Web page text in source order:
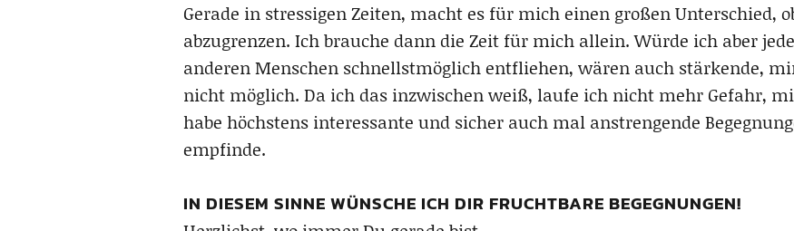
Gerade in stressigen Zeiten, macht es für mich einen großen Unterschied,
abzugrenzen. Ich brauche dann die Zeit für mich allein. Würde ich aber
anderen Menschen schnellstmöglich entfliehen, wären auch stärkende,
nicht möglich. Da ich das inzwischen weiß, laufe ich nicht mehr Gefahr,
habe höchstens interessante und sicher auch mal anstrengende
empfinde.
IN DIESEM SINNE WÜNSCHE ICH DIR FRUCHTBARE BEGEGNUNGEN!